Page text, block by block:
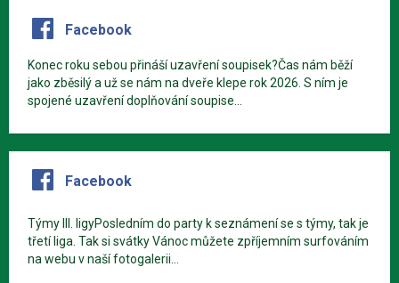
Facebook
Konec roku sebou přináší uzavření soupisek?Čas nám běží
jako zběsilý a už se nám na dveře klepe rok 2026. S ním je
spojené uzavření doplňování soupise...
Facebook
Týmy III. ligyPosledním do party k seznámení se s týmy, tak je
třetí liga. Tak si svátky Vánoc můžete zpříjemním surfováním
na webu v naší fotogalerii...